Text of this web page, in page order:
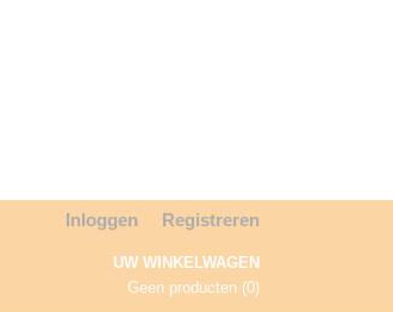
Inloggen Registreren
UW WINKELWAGEN
Geen producten (0)